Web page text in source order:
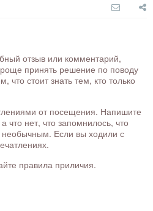
отзыв или комментарий,
принять решение по поводу
что стоит знать тем, кто только
от посещения. Напишите
что нет, что запомнилось, что
необычным. Если вы ходили с
правила приличия.